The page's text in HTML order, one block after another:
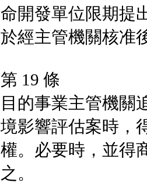
命開發單位限期提
於經主管機關核准
第 19 條
目的事業主管機關
境影響評估案時，
權。必要時，並得
之。